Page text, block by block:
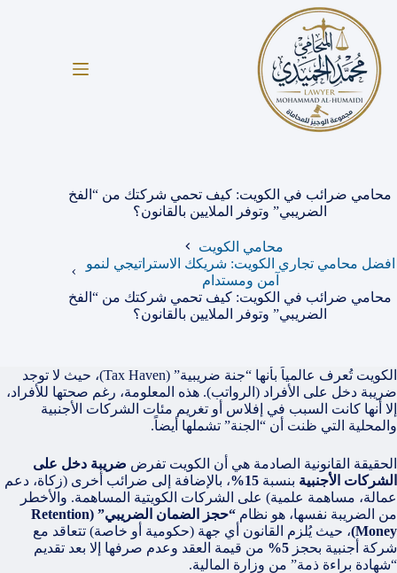
المحتوى
محامي ضرائب في الكويت: كيف تحمي شركتك من “الفخ
الضريبي” وتوفر الملايين بالقانون؟
محامي الكويت
افضل محامي تجاري الكويت: شريكك الاستراتيجي لنمو
آمن ومستدام
محامي ضرائب في الكويت: كيف تحمي شركتك من “الفخ
الضريبي” وتوفر الملايين بالقانون؟
الكويت تُعرف عالمياً بأنها “جنة ضريبية” (Tax Haven)، حيث لا توجد
ضريبة دخل على الأفراد (الرواتب). هذه المعلومة، رغم صحتها للأفراد،
إلا أنها كانت السبب في إفلاس أو تغريم مئات الشركات الأجنبية
والمحلية التي ظنت أن “الجنة” تشملها أيضاً.
الحقيقة القانونية الصادمة هي أن الكويت تفرض ضريبة دخل على
الشركات الأجنبية بنسبة 15%
، بالإضافة إلى ضرائب أخرى (زكاة، دعم
عمالة، مساهمة علمية) على الشركات الكويتية المساهمة. والأخطر
من الضريبة نفسها، هو نظام
“حجز الضمان الضريبي” (Retention
Money) ، حيث يُلزم القانون أي جهة (حكومية أو خاصة) تتعاقد مع
شركة أجنبية بحجز 5%
من قيمة العقد وعدم صرفها إلا بعد تقديم
“شهادة براءة ذمة” من وزارة المالية.